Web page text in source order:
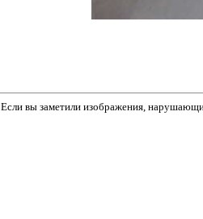
Если вы заметили изображения,